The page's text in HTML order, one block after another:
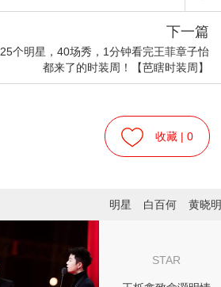
下一篇
25个明星，40场秀，1分钟看完王菲章子怡
都来了的时装周！【芭瞎时装周】
收藏 | 0
明星 白百何 黄晓明
STAR